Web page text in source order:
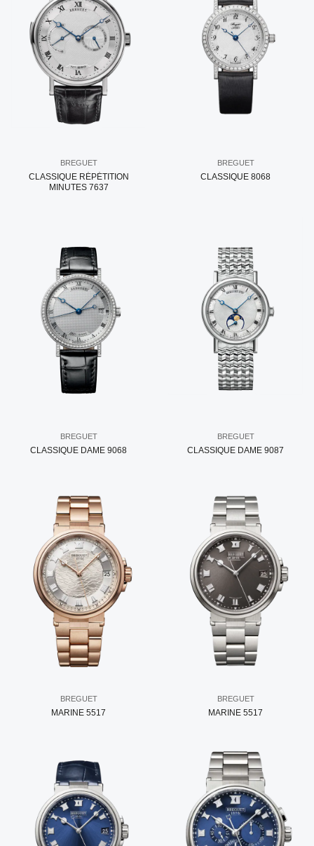
BREGUET
CLASSIQUE RÉPÉTITION
MINUTES 7637
BREGUET
CLASSIQUE 8068
BREGUET
CLASSIQUE DAME 9068
BREGUET
CLASSIQUE DAME 9087
BREGUET
MARINE 5517
BREGUET
MARINE 5517